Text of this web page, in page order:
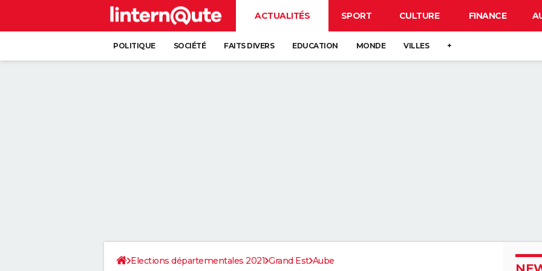
ACTUALITÉS SPORT CULTURE FINANCE
POLITIQUE SOCIÉTÉ FAITS DIVERS EDUCATION MONDE VILLES +
Elections départementales 2021 Grand Est Aube